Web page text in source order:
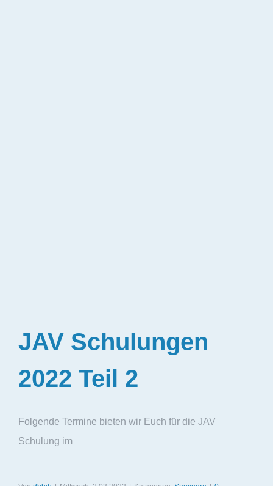
JAV Schulungen
2022 Teil 2
Folgende Termine bieten wir Euch für die JAV
Schulung im